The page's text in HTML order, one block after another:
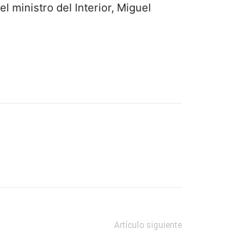
ministro del Interior, Miguel
Artículo siguiente